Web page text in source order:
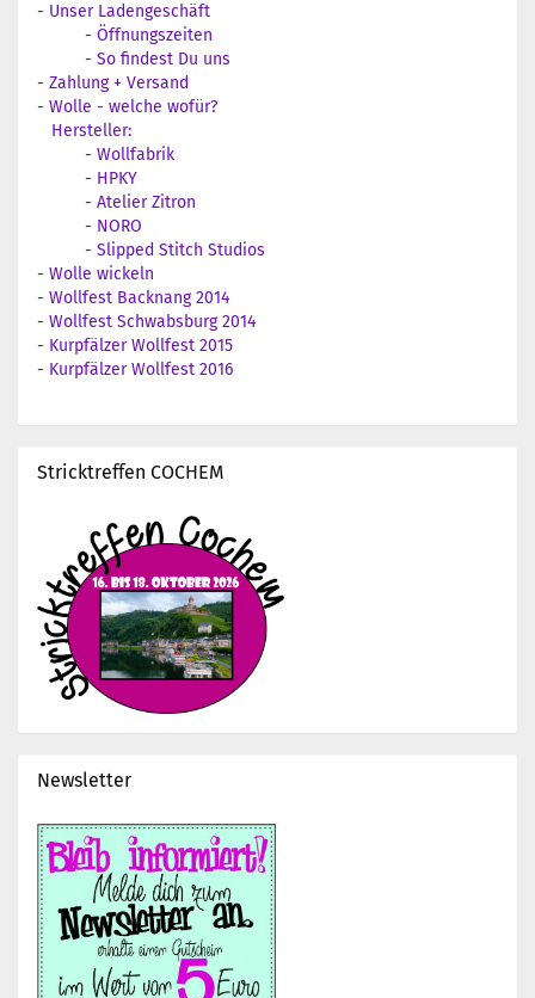
- Unser Ladengeschäft
- Öffnungszeiten
- So findest Du uns
- Zahlung + Versand
- Wolle - welche wofür?
Hersteller:
- Wollfabrik
- HPKY
- Atelier Zitron
- NORO
- Slipped Stitch Studios
- Wolle wickeln
- Wollfest Backnang 2014
- Wollfest Schwabsburg 2014
- Kurpfälzer Wollfest 2015
- Kurpfälzer Wollfest 2016
Stricktreffen COCHEM
Newsletter